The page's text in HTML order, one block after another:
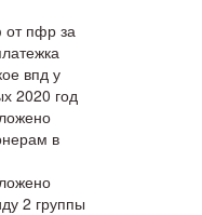
пфр за
впд у
2020 год
в
2 группы